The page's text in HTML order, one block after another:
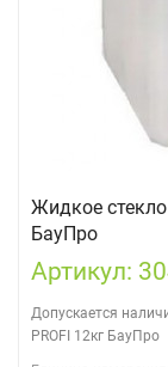
Жидкое
БауПро
Артикул:
Допускается
PROFI 12кг БауПро